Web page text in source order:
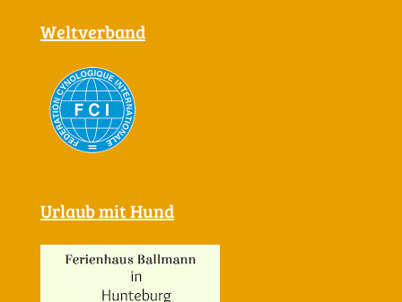
Weltverband
Urlaub mit Hund